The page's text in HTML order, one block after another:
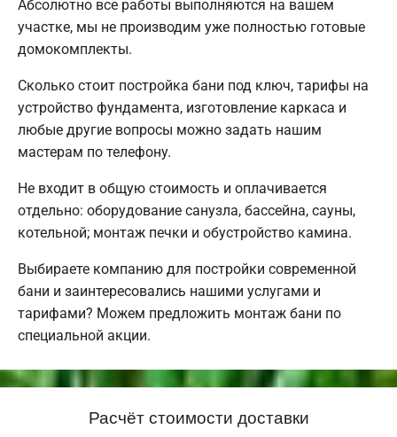
Абсолютно все работы выполняются на вашем
участке, мы не производим уже полностью готовые
домокомплекты.
Сколько стоит постройка бани под ключ, тарифы на
устройство фундамента, изготовление каркаса и
любые другие вопросы можно задать нашим
мастерам по телефону.
Не входит в общую стоимость и оплачивается
отдельно: оборудование санузла, бассейна, сауны,
котельной; монтаж печки и обустройство камина.
Выбираете компанию для постройки современной
бани и заинтересовались нашими услугами и
тарифами? Можем предложить монтаж бани по
специальной акции.
Расчёт стоимости доставки